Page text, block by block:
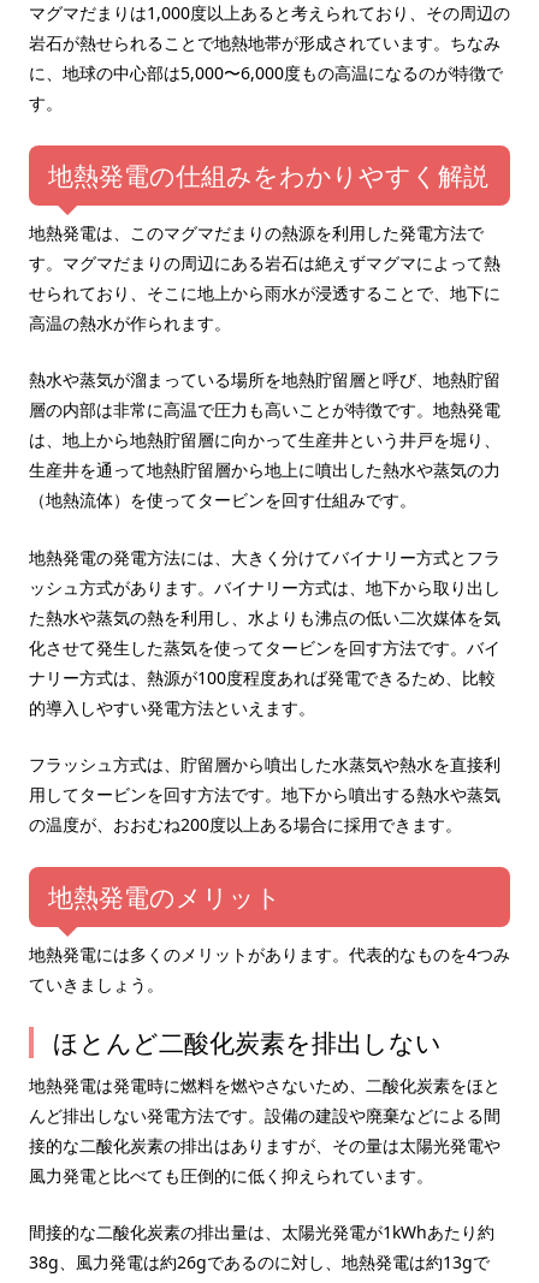
マグマだまりは1,000度以上あると考えられており、その周辺の
岩石が熱せられることで地熱地帯が形成されています。ちなみ
に、地球の中心部は5,000〜6,000度もの高温になるのが特徴で
す。
地熱発電の仕組みをわかりやすく解説
地熱発電は、このマグマだまりの熱源を利用した発電方法で
す。マグマだまりの周辺にある岩石は絶えずマグマによって熱
せられており、そこに地上から雨水が浸透することで、地下に
高温の熱水が作られます。
熱水や蒸気が溜まっている場所を地熱貯留層と呼び、地熱貯留
層の内部は非常に高温で圧力も高いことが特徴です。地熱発電
は、地上から地熱貯留層に向かって生産井という井戸を堀り、
生産井を通って地熱貯留層から地上に噴出した熱水や蒸気の力
（地熱流体）を使ってタービンを回す仕組みです。
地熱発電の発電方法には、大きく分けてバイナリー方式とフラ
ッシュ方式があります。バイナリー方式は、地下から取り出し
た熱水や蒸気の熱を利用し、水よりも沸点の低い二次媒体を気
化させて発生した蒸気を使ってタービンを回す方法です。バイ
ナリー方式は、熱源が100度程度あれば発電できるため、比較
的導入しやすい発電方法といえます。
フラッシュ方式は、貯留層から噴出した水蒸気や熱水を直接利
用してタービンを回す方法です。地下から噴出する熱水や蒸気
の温度が、おおむね200度以上ある場合に採用できます。
地熱発電のメリット
地熱発電には多くのメリットがあります。代表的なものを4つみ
ていきましょう。
ほとんど二酸化炭素を排出しない
地熱発電は発電時に燃料を燃やさないため、二酸化炭素をほと
んど排出しない発電方法です。設備の建設や廃棄などによる間
接的な二酸化炭素の排出はありますが、その量は太陽光発電や
風力発電と比べても圧倒的に低く抑えられています。
間接的な二酸化炭素の排出量は、太陽光発電が1kWhあたり約
38g、風力発電は約26gであるのに対し、地熱発電は約13gで